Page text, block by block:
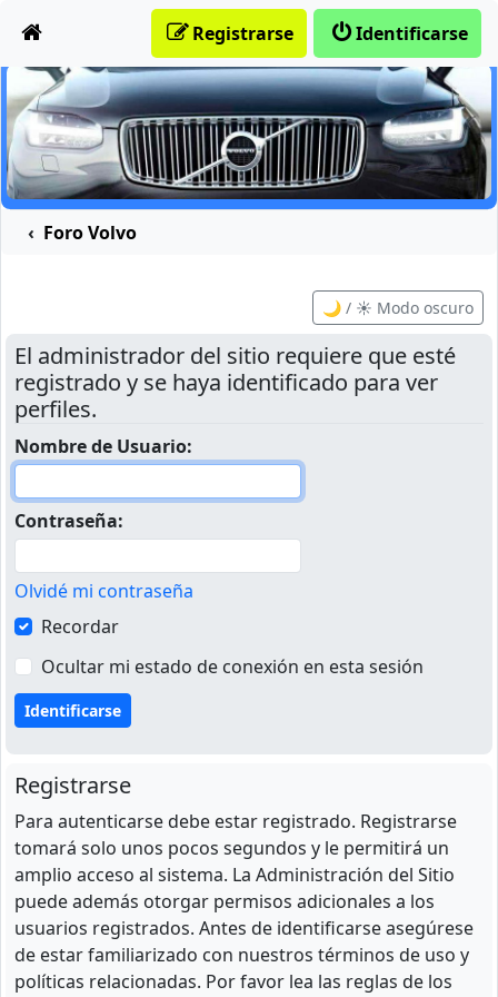
Identificarse
Registrarse
Foro Volvo
🌙 / ☀️ Modo oscuro
El administrador del sitio requiere que esté
registrado y se haya identificado para ver
perfiles.
Nombre de Usuario:
Contraseña:
Olvidé mi contraseña
Recordar
Ocultar mi estado de conexión en esta sesión
Registrarse
Para autenticarse debe estar registrado. Registrarse
tomará solo unos pocos segundos y le permitirá un
amplio acceso al sistema. La Administración del Sitio
puede además otorgar permisos adicionales a los
usuarios registrados. Antes de identificarse asegúrese
de estar familiarizado con nuestros términos de uso y
políticas relacionadas. Por favor lea las reglas de los